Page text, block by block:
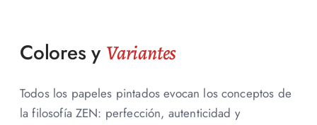
Colores y Variantes
Todos los papeles pintados evocan los conceptos de
la filosofía ZEN: perfección, autenticidad y